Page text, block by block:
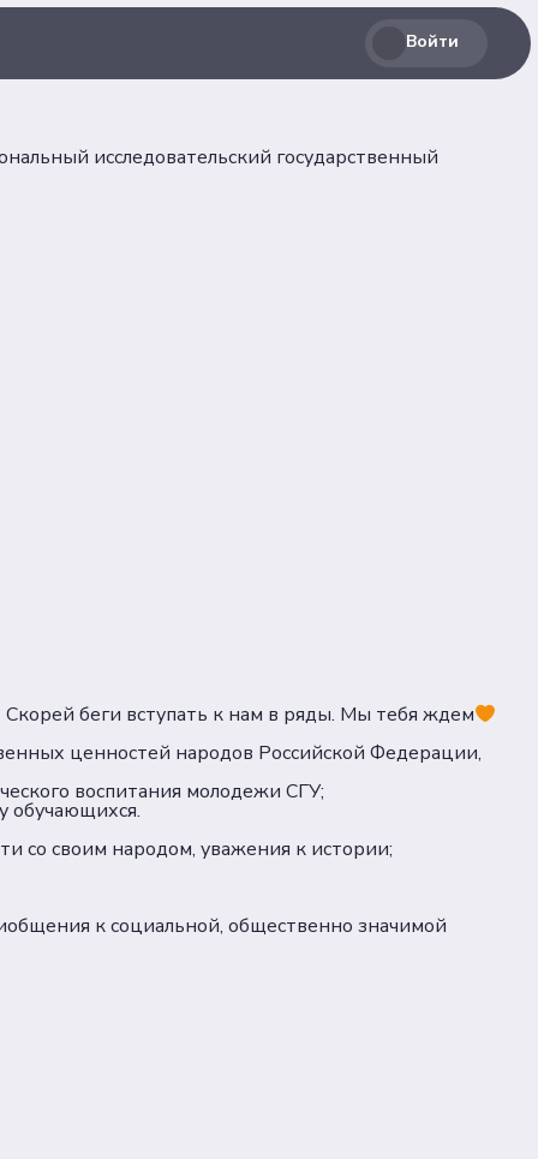
Войти
исследовательский государственный
беги вступать к нам в ряды. Мы тебя ждем
ценностей народов Российской Федерации,
воспитания молодежи СГУ;
обучающихся.
со своим народом, уважения к истории;
к социальной, общественно значимой
Max